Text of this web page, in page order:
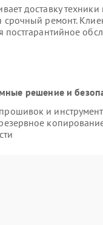
доставку
ремонт.
постгарантийное
решение и
и